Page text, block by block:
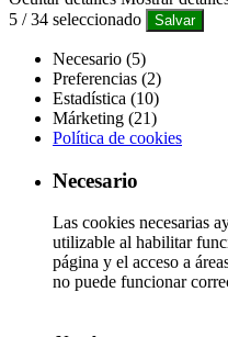
5 /34 seleccionado Salvar
Necesario (5)
Preferencias (2)
Estadística (10)
Márketing (21)
Política de cookies
Necesario
Las cookies necesarias
utilizable al habilitar
página y el acceso a
no puede funcionar